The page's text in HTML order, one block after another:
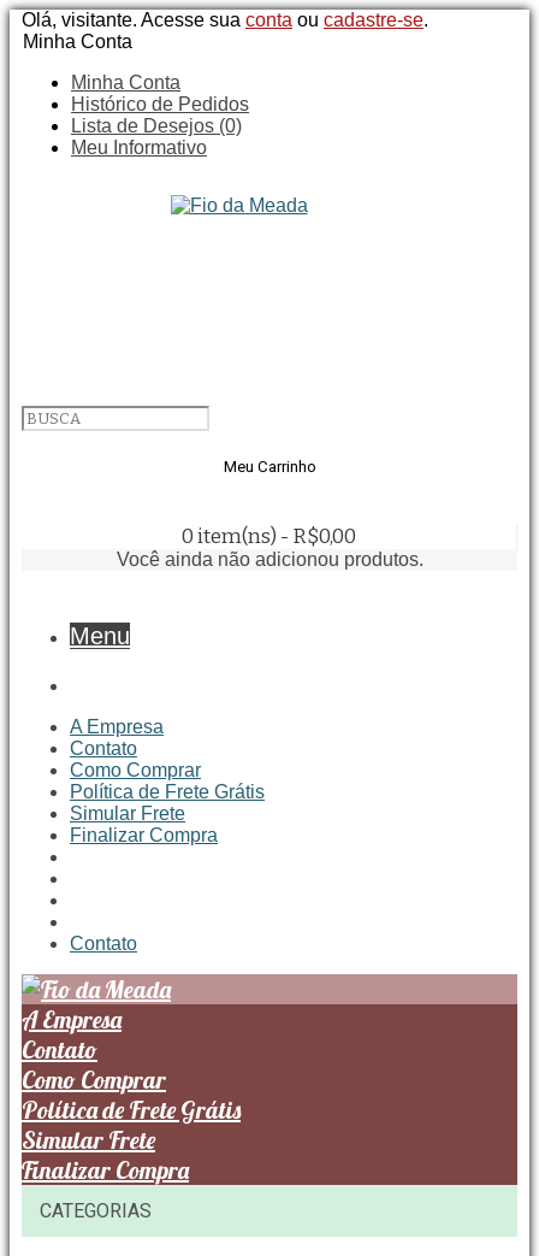
Olá, visitante. Acesse sua conta ou cadastre-se.
Minha Conta
Minha Conta
Histórico de Pedidos
Lista de Desejos (0)
Meu Informativo
Meu Carrinho
0 item(ns) - R$0,00
Você ainda não adicionou produtos.
Menu
A Empresa
Contato
Como Comprar
Política de Frete Grátis
Simular Frete
Finalizar Compra
Contato
A Empresa
Contato
Como Comprar
Política de Frete Grátis
Simular Frete
Finalizar Compra
CATEGORIAS